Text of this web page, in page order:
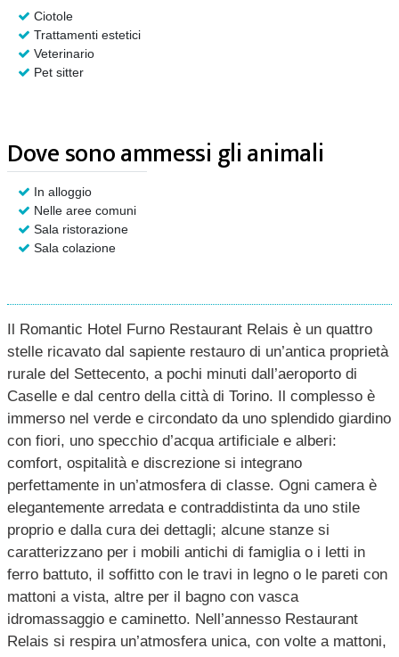
Ciotole
Trattamenti estetici
Veterinario
Pet sitter
Dove sono ammessi gli animali
In alloggio
Nelle aree comuni
Sala ristorazione
Sala colazione
Il Romantic Hotel Furno Restaurant Relais è un quattro
stelle ricavato dal sapiente restauro di un’antica proprietà
rurale del Settecento, a pochi minuti dall’aeroporto di
Caselle e dal centro della città di Torino. Il complesso è
immerso nel verde e circondato da uno splendido giardino
con fiori, uno specchio d’acqua artificiale e alberi:
comfort, ospitalità e discrezione si integrano
perfettamente in un’atmosfera di classe. Ogni camera è
elegantemente arredata e contraddistinta da uno stile
proprio e dalla cura dei dettagli; alcune stanze si
caratterizzano per i mobili antichi di famiglia o i letti in
ferro battuto, il soffitto con le travi in legno o le pareti con
mattoni a vista, altre per il bagno con vasca
idromassaggio e caminetto. Nell’annesso Restaurant
Relais si respira un’atmosfera unica, con volte a mattoni,